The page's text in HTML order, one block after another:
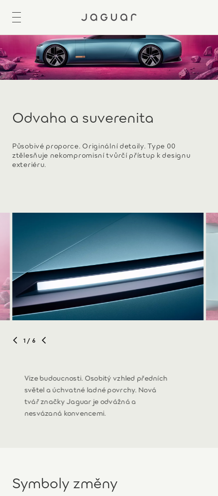
Odvaha a suverenita
Působivé proporce. Originální detaily. Type 00
ztělesňuje nekompromisní tvůrčí přístup k designu
exteriéru.
1 / 6
Vize budoucnosti. Osobitý vzhled předních
světel a úchvatné ladné povrchy. Nová
tvář značky Jaguar je odvážná a
nesvázaná konvencemi.
Symboly změny